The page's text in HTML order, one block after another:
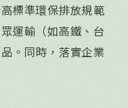
標準環保排放規範
運輸（如高鐵、台
。同時，落實企業